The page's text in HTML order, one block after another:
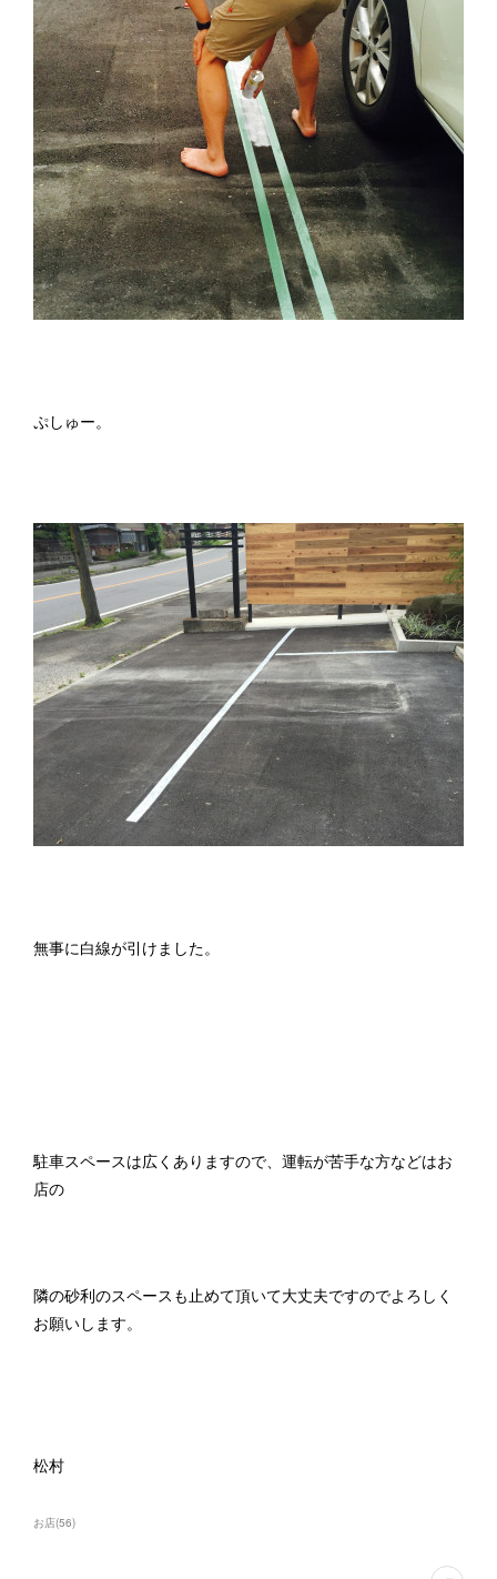
ぷしゅー。
無事に白線が引けました。
駐車スペースは広くありますので、運転が苦手な方などはお
店の
隣の砂利のスペースも止めて頂いて大丈夫ですのでよろしく
お願いします。
松村
お店(56)